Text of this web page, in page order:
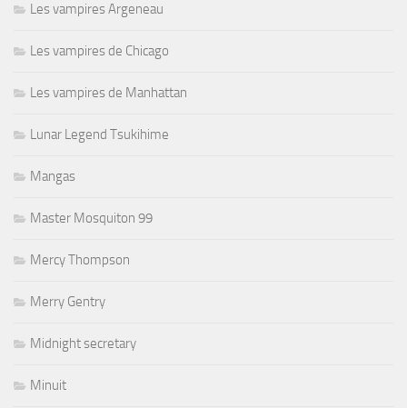
Les vampires Argeneau
Les vampires de Chicago
Les vampires de Manhattan
Lunar Legend Tsukihime
Mangas
Master Mosquiton 99
Mercy Thompson
Merry Gentry
Midnight secretary
Minuit